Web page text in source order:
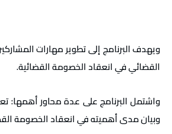
ويهدف البرنامج إلى تطوير مهارات
القضائي في انعقاد الخصومة القضائية.
واشتمل البرنامج على عدة محاور أهمها:
وبيان مدى أهميته في انعقاد الخصومة